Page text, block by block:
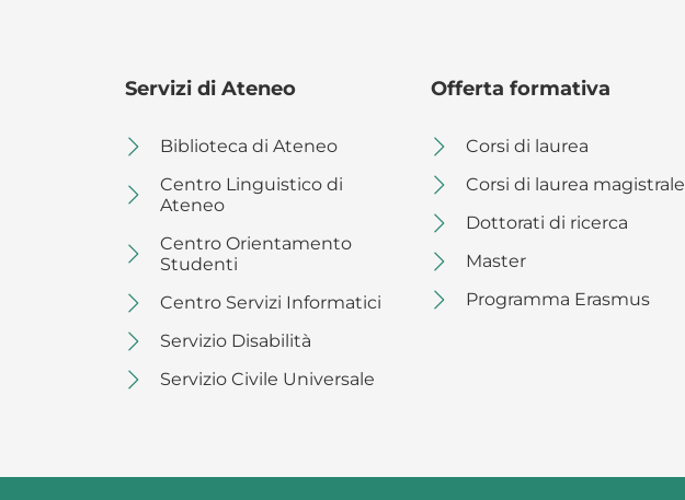
Servizi di Ateneo
Biblioteca di Ateneo
Centro Linguistico di
Ateneo
Centro Orientamento
Studenti
Centro Servizi Informatici
Servizio Disabilità
Servizio Civile Universale
Offerta formativa
Corsi di laurea
Corsi di laurea magistrale
Dottorati di ricerca
Master
Programma Erasmus